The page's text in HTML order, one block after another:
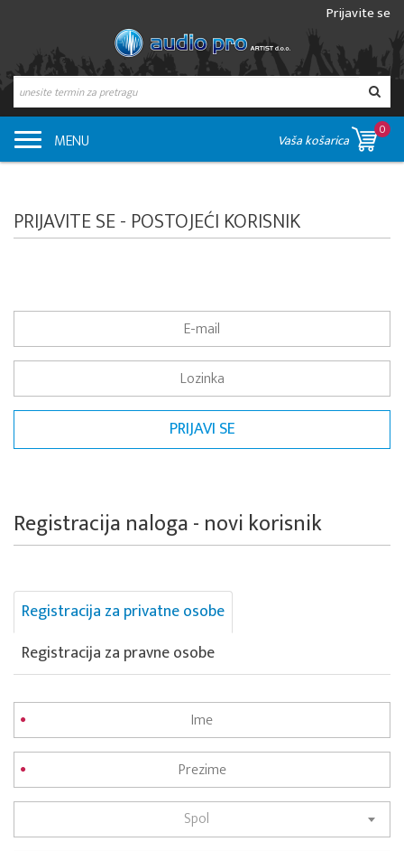
Prijavite se
MENU Vaša košarica
0
PRIJAVITE SE - POSTOJEĆI KORISNIK
Registracija naloga - novi korisnik
Registracija za privatne osobe
Registracija za pravne osobe
Spol